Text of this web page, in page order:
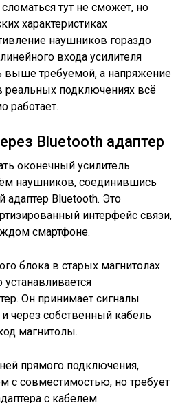
тут не сможет, но
характеристиках
наушников гораздо
входа усилителя
выше требуемой, а напряжение
реальных подключениях всё
работает.
Bluetooth адаптер
оконечный усилитель
наушников, соединившись
Bluetooth. Это
интерфейс связи,
смартфоне.
блока в старых магнитолах
устанавливается
Он принимает сигналы
через собственный кабель
магнитолы.
прямого подключения,
с совместимостью, но требует
с кабелем.